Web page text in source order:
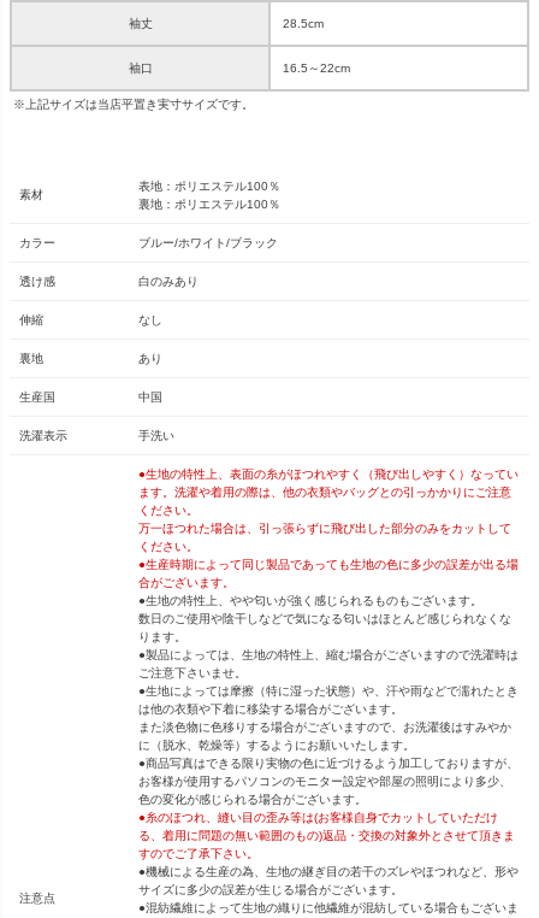
袖丈 28.5cm
袖口 16.5～22cm
※上記サイズは当店平置き実寸サイズです。
素材
表地：ポリエステル100％
裏地：ポリエステル100％
カラー ブルー/ホワイト/ブラック
透け感 白のみあり
伸縮 なし
裏地 あり
生産国 中国
洗濯表示 手洗い
注意点
●生地の特性上、表面の糸がほつれやすく（飛び出しやすく）なってい
ます。洗濯や着用の際は、他の衣類やバッグとの引っかかりにご注意
ください。
万一ほつれた場合は、引っ張らずに飛び出した部分のみをカットして
ください。
●生産時期によって同じ製品であっても生地の色に多少の誤差が出る場
合がございます。
●生地の特性上、やや匂いが強く感じられるものもございます。
数日のご使用や陰干しなどで気になる匂いはほとんど感じられなくな
ります。
●製品によっては、生地の特性上、縮む場合がございますので洗濯時は
ご注意下さいませ。
●生地によっては摩擦（特に湿った状態）や、汗や雨などで濡れたとき
は他の衣類や下着に移染する場合がございます。
また淡色物に色移りする場合がございますので、お洗濯後はすみやか
に（脱水、乾燥等）するようにお願いいたします。
●商品写真はできる限り実物の色に近づけるよう加工しておりますが、
お客様が使用するパソコンのモニター設定や部屋の照明により多少、
色の変化が感じられる場合がございます。
●糸のほつれ、縫い目の歪み等は(お客様自身でカットしていただけ
る、着用に問題の無い範囲のもの)返品・交換の対象外とさせて頂きま
すのでご了承下さい。
●機械による生産の為、生地の継ぎ目の若干のズレやほつれなど、形や
サイズに多少の誤差が生じる場合がございます。
●混紡繊維によって生地の織りに他繊維が混紡している場合もございま